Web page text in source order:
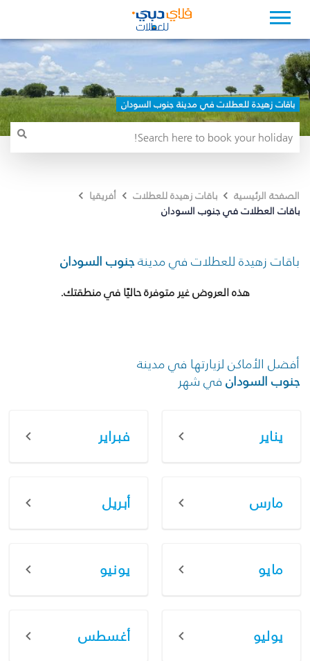
باقات زهيدة للعطلات في مدينة جنوب السودان
الصفحة الرئيسية باقات زهيدة للعطلات
أفريقيا
باقات العطلات في جنوب السودان
باقات زهيدة للعطلات في مدينةجنوب السودان
هذه العروض غير متوفرة حاليًا في منطقتك.
أفضل الأماكن لزيارتها في مدينة
جنوب السودان في شهر
يناير فبراير
مارس أبريل
مايو يونيو
يوليو أغسطس